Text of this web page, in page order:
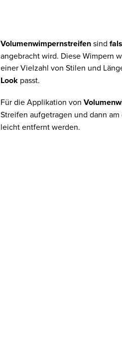
t
e
u
e
r
e
l
Volumenwimpernstreifensind
angebracht wird. Diese Wimpern
einer Vielzahl von Stilen und
Look passt.
Für die Applikation von
Streifen aufgetragen und dann
leicht entfernt werden.